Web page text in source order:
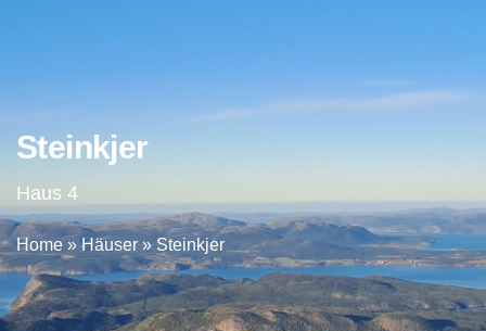
Steinkjer
Haus 4
Home »Häuser » Steinkjer